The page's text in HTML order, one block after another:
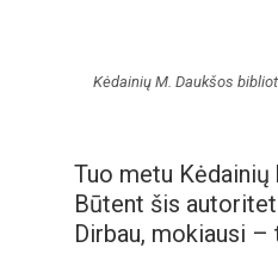
Kėdainių M. Daukšos
Tuo metu
Būtent šis
Dirbau, mokiausi –